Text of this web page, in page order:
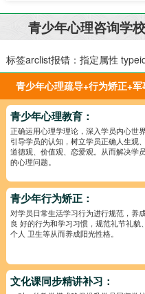
青少年心理咨询学
标签arclist报错：指定属性
青少年心理疏导+行为矫正+
青少年心理教育：
正确运用心理学理论，深入学员内心世界
引导学员的认知，树立学员正确人生观、
道德观、价值观、恋爱观。从而解决学员
的心理问题。
青少年行为矫正：
对学员日常生活学习行为进行规范，养
良 好的行为和学习习惯，规范礼节礼貌、
个人 卫生等从而养成阳光性格。
文化课同步精讲补习：